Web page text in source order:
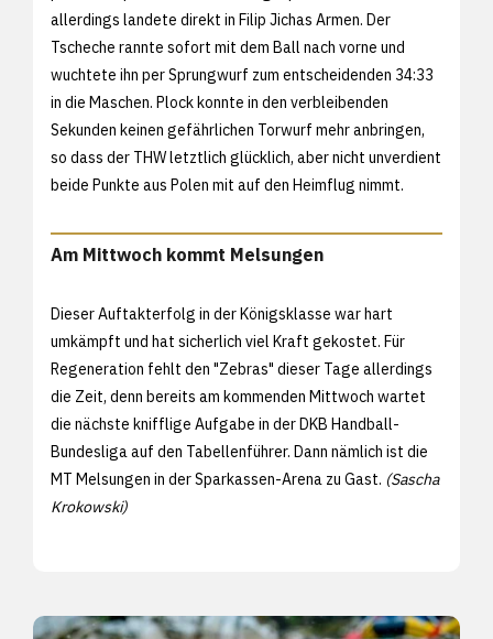
allerdings landete direkt in Filip Jichas Armen. Der
Tscheche rannte sofort mit dem Ball nach vorne und
wuchtete ihn per Sprungwurf zum entscheidenden 34:33
in die Maschen. Plock konnte in den verbleibenden
Sekunden keinen gefährlichen Torwurf mehr anbringen,
so dass der THW letztlich glücklich, aber nicht unverdient
beide Punkte aus Polen mit auf den Heimflug nimmt.
Am Mittwoch kommt Melsungen
Dieser Auftakterfolg in der Königsklasse war hart
umkämpft und hat sicherlich viel Kraft gekostet. Für
Regeneration fehlt den "Zebras" dieser Tage allerdings
die Zeit, denn bereits am kommenden Mittwoch wartet
die nächste knifflige Aufgabe in der DKB Handball-
Bundesliga auf den Tabellenführer. Dann nämlich ist die
MT Melsungen in der Sparkassen-Arena zu Gast. (Sascha
Krokowski)